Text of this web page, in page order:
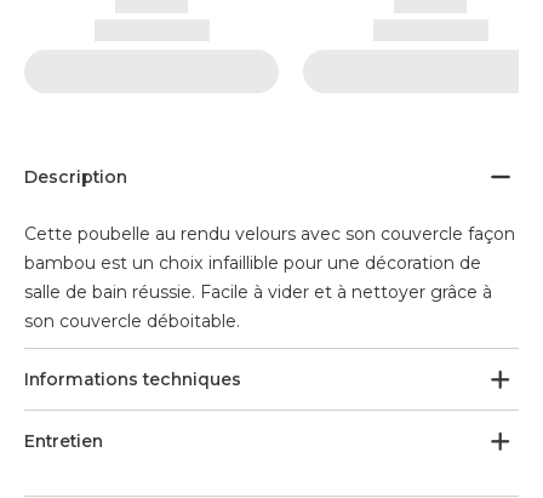
Description
Cette poubelle au rendu velours avec son couvercle façon
bambou est un choix infaillible pour une décoration de
salle de bain réussie. Facile à vider et à nettoyer grâce à
son couvercle déboitable.
Informations techniques
Entretien